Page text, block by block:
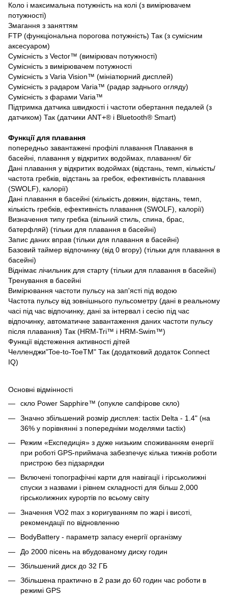
Коло і максимальна потужність на колі (з вимірювачем
потужності)
Змагання з заняттям
FTP (функціональна порогова потужність) Так (з сумісним
аксесуаром)
Сумісність з Vector™ (вимірювач потужності)
Сумісність з вимірювачем потужності
Сумісність з Varia Vision™ (мініатюрний дисплей)
Сумісність з радаром Varia™ (радар заднього огляду)
Сумісність з фарами Varia™
Підтримка датчика швидкості і частоти обертання педалей (з
датчиком) Так (датчики ANT+® і Bluetooth® Smart)
Функції для плавання
попередньо завантажені профілі плавання Плавання в
басейні, плавання у відкритих водоймах, плавання/ біг
Дані плавання у відкритих водоймах (відстань, темп, кількість/
частота гребків, відстань за гребок, ефективність плавання
(SWOLF), калорії)
Дані плавання в басейні (кількість довжин, відстань, темп,
кількість гребків, ефективність плавання (SWOLF), калорії)
Визначення типу гребка (вільний стиль, спина, брас,
батерфляй) (тільки для плавання в басейні)
Запис даних вправ (тільки для плавання в басейні)
Базовий таймер відпочинку (від 0 вгору) (тільки для плавання в
басейні)
Віднімає лічильник для старту (тільки для плавання в басейні)
Тренування в басейні
Вимірювання частоти пульсу на зап'ясті під водою
Частота пульсу від зовнішнього пульсометру (дані в реальному
часі під час відпочинку, дані за інтервал і сесію під час
відпочинку, автоматичне завантаження даних частоти пульсу
після плавання) Так (HRM-Tri™ і HRM-Swim™)
Функції відстеження активності дітей
Челленджи"Toe-to-ToeTM" Так (додатковий додаток Connect
IQ)
Основні відмінності
скло Power Sapphire™ (опукле сапфірове скло)
Значно збільшений розмір дисплея: tactix Delta - 1.4" (на
36% у порівнянні з попередніми моделями tactix)
Режим «Експедиція» з дуже низьким споживанням енергії
при роботі GPS-приймача забезпечує кілька тижнів роботи
пристрою без підзарядки
Включені топографічні карти для навігації і гірськолижні
спуски з назвами і рівнем складності для більш 2,000
гірськолижних курортів по всьому світу
Значення VO2 max з коригуванням по жарі і висоті,
рекомендації по відновленню
BodyBattery - параметр запасу енергії організму
До 2000 пісень на вбудованому диску годин
Збільшений диск до 32 ГБ
Збільшена практично в 2 рази до 60 годин час роботи в
режимі GPS